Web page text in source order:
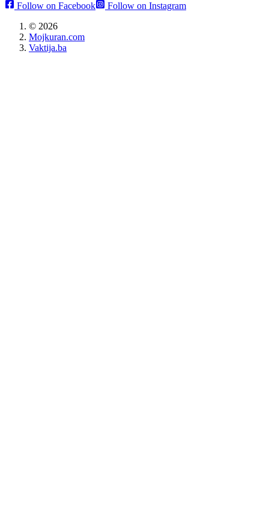
Follow on Facebook
Follow on Instagram
© 2026
Mojkuran.com
Vaktija.ba